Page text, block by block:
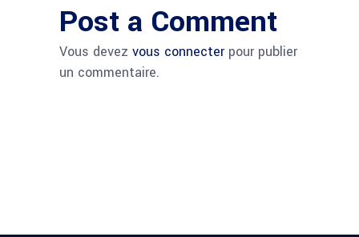
Post a Comment
Vous devez vous connecterpour publier
un commentaire.